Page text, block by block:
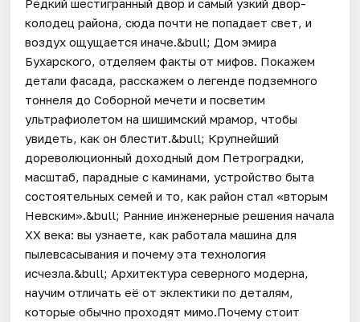
Редкий шестигранный двор и самый узкий двор-
колодец района, сюда почти не попадает свет, и
воздух ощущается иначе.&bull; Дом эмира
Бухарского, отделяем факты от мифов. Покажем
детали фасада, расскажем о легенде подземного
тоннеля до Соборной мечети и посветим
ультрафиолетом на шишимский мрамор, чтобы
увидеть, как он блестит.&bull; Крупнейший
дореволюционный доходный дом Петроградки,
масштаб, парадные с каминами, устройство быта
состоятельных семей и то, как район стал «вторым
Невским».&bull; Ранние инженерные решения начала
XX века: вы узнаете, как работала машина для
пылевсасывания и почему эта технология
исчезла.&bull; Архитектура северного модерна,
научим отличать её от эклектики по деталям,
которые обычно проходят мимо.Почему стоит